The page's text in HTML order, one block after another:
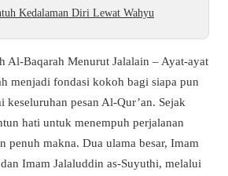
Kedalaman Diri Lewat Wahyu
Al-Baqarah Menurut Jalalain – Ayat-ayat
menjadi fondasi kokoh bagi siapa pun
keseluruhan pesan Al-Qur’an. Sejak
hati untuk menempuh perjalanan
penuh makna. Dua ulama besar, Imam
Imam Jalaluddin as-Suyuthi, melalui